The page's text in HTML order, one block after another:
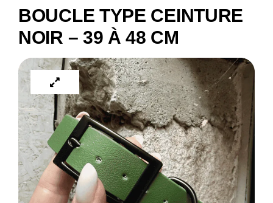
BOUCLE TYPE CEINTURE
NOIR – 39 À 48 CM